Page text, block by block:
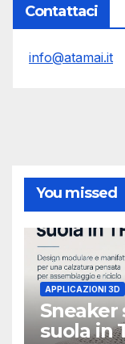
Contattaci
info@atamai.it
You missed
APPLICAZIONI 3D
Sneaker
suola in